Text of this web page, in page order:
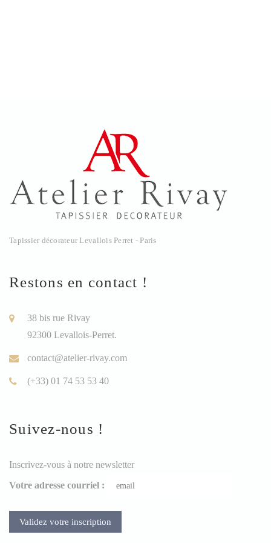
Tapissier décorateur Levallois Perret - Paris
Restons en contact !
38 bis rue Rivay
92300 Levallois-Perret.
contact@atelier-rivay.com
(+33) 01 74 53 53 40
Suivez-nous !
Inscrivez-vous à notre newsletter
Votre adresse courriel :